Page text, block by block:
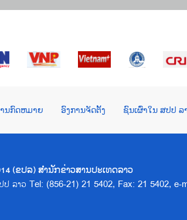
ນກົດຫມາຍ ອົງການຈັດຕັ້ງ ຊົນເຜົ່າໃນ ສປປ ລ
(ຂປລ) ສຳນັກຂ່າວສານປະເທດລາວ
ລາວ Tel: (856-21) 21 5402, Fax: 21 5402, e-